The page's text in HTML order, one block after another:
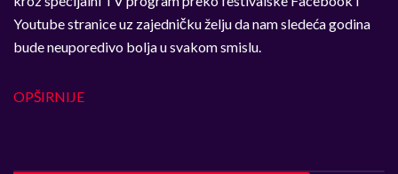
Youtube stranice uz zajedničku želju da nam sledeća godina
bude neuporedivo bolja u svakom smislu.
OPŠIRNIJE